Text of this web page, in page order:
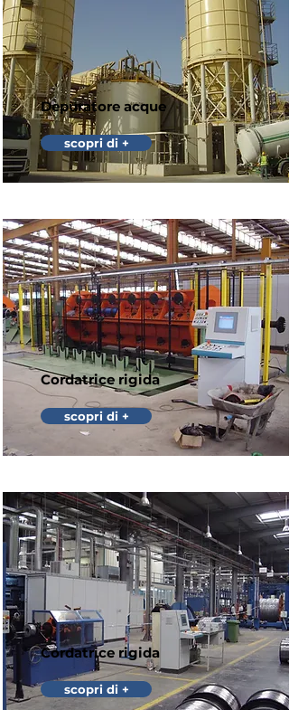
Depuratore acque
scopri di +
Cordatrice rigida
scopri di +
Cordatrice rigida
scopri di +